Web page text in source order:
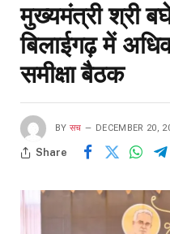
मुख्यमंत्री श्री
बिलाईगढ़ में
समीक्षा बैठक
BY सच DECEMBER 20,
Share